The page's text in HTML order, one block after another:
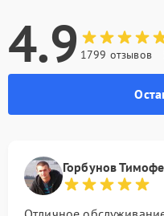
4.9 1799 отзывов
Горбунов